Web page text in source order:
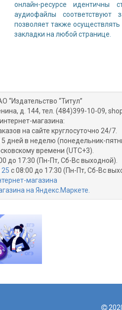
онлайн-ресурсе идентичны
аудиофайлы соответствуют
позволяет также осуществлять
закладки на любой странице.
“Издательство “Титул”
д. 144, тел. (484)399-10-09,
магазина:
на сайте круглосуточно 24/7.
5 дней в неделю (понедельник-
времени (UTC+3).
до 17:30 (Пн-Пт, Сб-Вс выходной).
25 с 08:00 до 17:30 (Пн-Пт, Сб-Вс
магазина